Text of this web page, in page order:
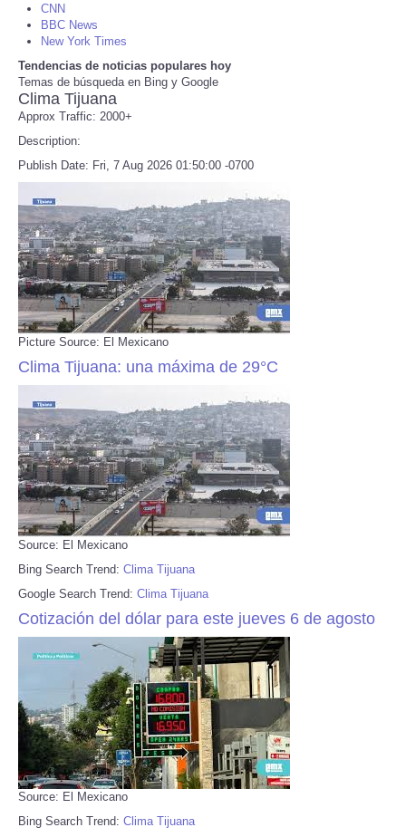
Daily Deals
RobinsPost Store
Refund Policy
CNN
BBC News
New York Times
Tendencias de noticias populares hoy
Temas de búsqueda en Bing y Google
Clima Tijuana
Approx Traffic: 2000+
Description:
Publish Date: Fri, 7 Aug 2026 01:50:00 -0700
Picture Source: El Mexicano
Clima Tijuana: una máxima de 29°C
Source: El Mexicano
Bing Search Trend: Clima Tijuana
Google Search Trend: Clima Tijuana
Cotización del dólar para este jueves 6 de agosto
Source: El Mexicano
Bing Search Trend: Clima Tijuana